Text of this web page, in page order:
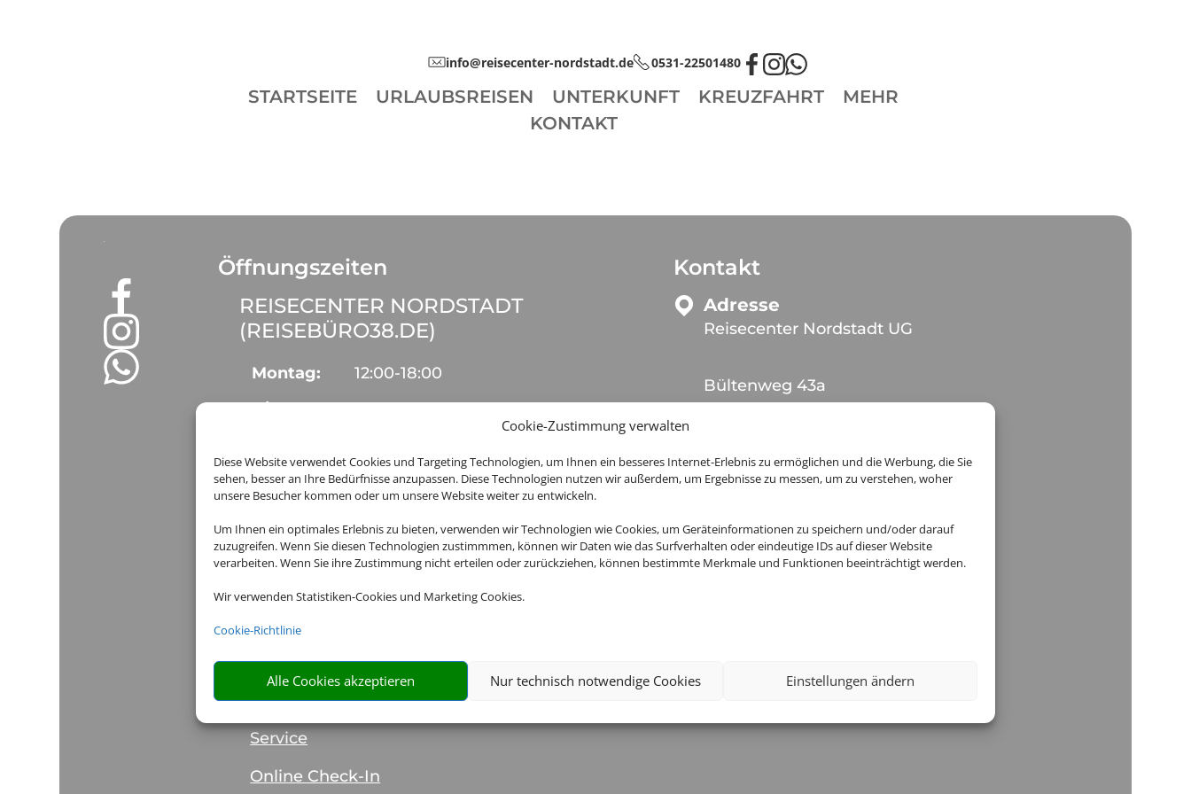
Cookie-Zustimmung verwalten
Diese Website verwendet Cookies und Targeting Technologien, um Ihnen ein besseres Internet-Erlebnis zu ermöglichen und die Werbung, die Sie
sehen, besser an Ihre Bedürfnisse anzupassen. Diese Technologien nutzen wir außerdem, um Ergebnisse zu messen, um zu verstehen, woher
unsere Besucher kommen oder um unsere Website weiter zu entwickeln.
Um Ihnen ein optimales Erlebnis zu bieten, verwenden wir Technologien wie Cookies, um Geräteinformationen zu speichern und/oder darauf
zuzugreifen. Wenn Sie diesen Technologien zustimmmen, können wir Daten wie das Surfverhalten oder eindeutige IDs auf dieser Website
verarbeiten. Wenn Sie ihre Zustimmung nicht erteilen oder zurückziehen, können bestimmte Merkmale und Funktionen beeinträchtigt werden.
Wir verwenden Statistiken-Cookies und Marketing Cookies.
Cookie-Richtlinie
Alle Cookies akzeptieren Nur technisch notwendige Cookies Einstellungen ändern
info@reisecenter-nordstadt.de 0531-22501480
STARTSEITE URLAUBSREISEN UNTERKUNFT KREUZFAHRT
MEHR
KONTAKT
Öffnungszeiten
REISECENTER NORDSTADT
(REISEBÜRO38.DE)
Montag: 12:00-18:00
Dienstag:
12:00-18:00
Donnerstag: 12:00-18:00
Samstag:
Geschlossen
Kontakt
Adresse
Reisecenter Nordstadt UG
Bültenweg 43a
info@reisecenter-nordstadt.de
Hilfe & Service
Service
Online Check-In